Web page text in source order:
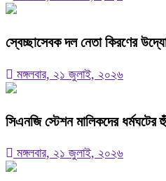
স্বেচ্ছাসেবক দল নেতা কিরণের
মঙ্গলবার, ২১ জুলাই, ২০২৬
সিএনজি স্টেশন মালিকদের ধর্মঘটের
মঙ্গলবার, ২১ জুলাই, ২০২৬